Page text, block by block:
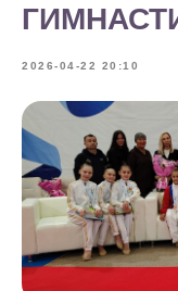
2026-04-22 20:10